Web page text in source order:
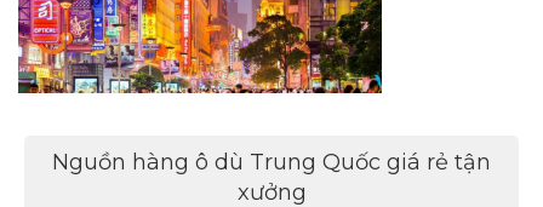
Điều
Nguồn hàng ô dù Trung Quốc giá rẻ tận
xưởng